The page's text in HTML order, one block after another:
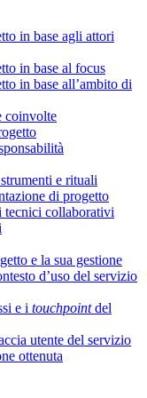
in base agli attori
in base al focus
in base all’ambito di
coinvolte
e rituali
di progetto
tecnici collaborativi
e la sua gestione
d’uso del servizio
e i touchpointdel
utente del servizio
ottenuta